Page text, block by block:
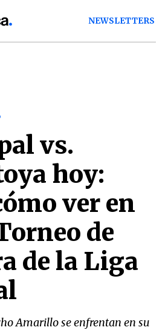
NEWSLETTERS
vs.
hoy:
ver en
de
de la Liga
Amarillo se enfrentan en su